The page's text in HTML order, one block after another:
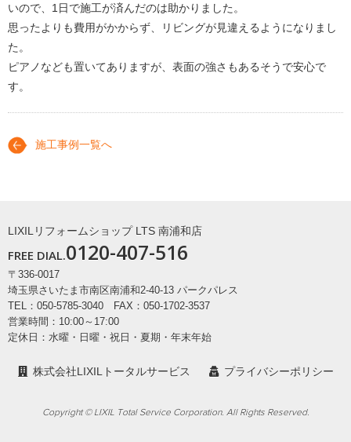
いので、1日で施工が済んだのは助かりました。
思ったよりも費用がかからず、リビングが見違えるようになりまし
た。
ピアノなども置いてありますが、表面の強さもあるそうで安心で
す。
施工事例一覧へ
LIXILリフォームショップ LTS 南浦和店
FREE DIAL.0120-407-516
〒336-0017
埼玉県さいたま市南区南浦和2-40-13 パークパレス
TEL：050-5785-3040 FAX：050-1702-3537
営業時間：10:00～17:00
定休日：水曜・日曜・祝日・夏期・年末年始
株式会社LIXILトータルサービス プライバシーポリシー
Copyright © LIXIL Total Service Corporation. All Rights Reserved.